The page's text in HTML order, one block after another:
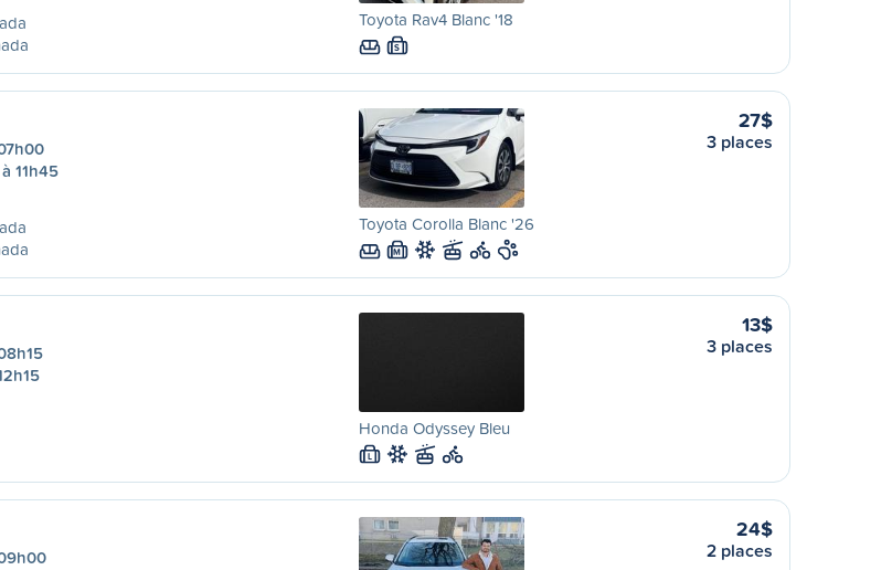
Toyota Rav4 Blanc '18
S
11h45
Toyota Corolla Blanc '26
M
27$
3 places
Honda Odyssey Bleu
L
13$
3 places
24$
2 places